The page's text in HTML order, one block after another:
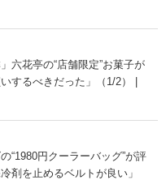
六花亭の“店舗限定”お菓子が
するべきだった」（1/2） |
“1980円クーラーバッグ”が評
剤を止めるベルトが良い」